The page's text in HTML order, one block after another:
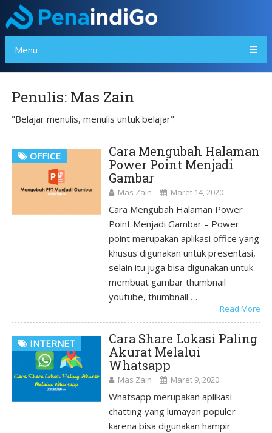
Menu
Penulis: Mas Zain
"Belajar menulis, menulis untuk belajar"
OFFICE
Cara Mengubah Halaman
Power Point Menjadi
Gambar
Mas Zain Maret 14, 2020
Cara Mengubah Halaman Power
Point Menjadi Gambar – Power
point merupakan aplikasi office yang
khusus digunakan untuk presentasi,
selain itu juga bisa digunakan untuk
membuat gambar thumbnail
youtube, thumbnail …
Read More
INTERNET
Cara Share Lokasi Paling
Akurat Melalui
Whatsapp
Mas Zain Maret 9, 2020
Whatsapp merupakan aplikasi
chatting yang lumayan populer
karena bisa digunakan hampir